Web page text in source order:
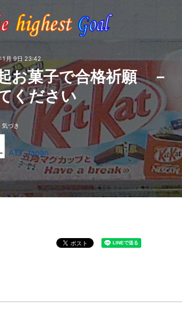
1月 9日 23:42
お菓子で合格祈願 －
ください
気づき
ATY Japan